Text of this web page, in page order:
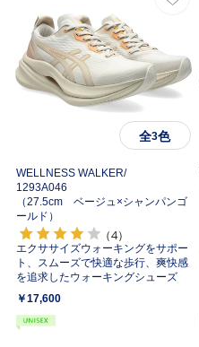
全3色
WELLNESS WALKER/
1293A046
（27.5cm ベージュ×シャンパンゴ
ールド）
（4）
エクササイズウォーキングをサポー
ト、スムーズで快適な歩行、爽快感
を追求したウォーキングシューズ
￥17,600